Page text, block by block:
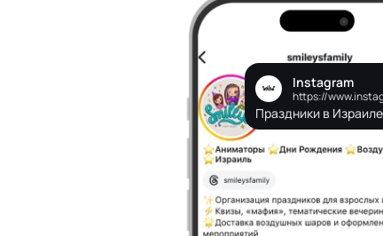
Instagram
https://
Праздники в